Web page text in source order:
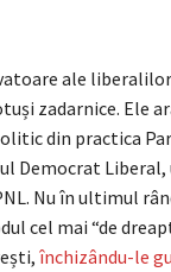
ale
zadarnice. Ele
din practica
Democrat
Nu în ultimul
cel mai “de
închizându-le